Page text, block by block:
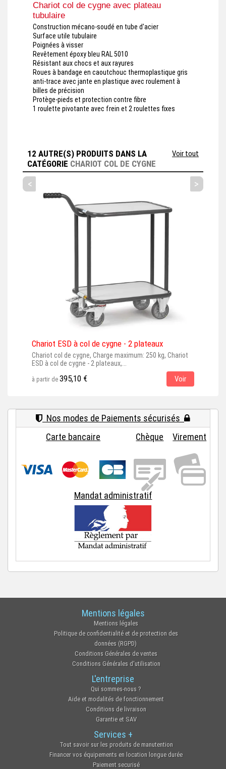
Chariot col de cygne avec plateau
tubulaire
Construction mécano-soudé en tube d'acier
Surface utile tubulaire
Poignées à visser
Revêtement époxy bleu RAL 5010
Résistant aux chocs et aux rayures
Roues à bandage en caoutchouc thermoplastique gris
anti-trace avec jante en plastique avec roulement à
billes de précision
Protège-pieds et protection contre fibre
1 roulette pivotante avec frein et 2 roulettes fixes
12 AUTRE(S) PRODUITS DANS LA
CATÉGORIE CHARIOT COL DE CYGNE
Voir tout
< >
Chariot ESD à col de cygne - 2 plateaux
Chariot col de cygne, Charge maximum: 250 kg, Chariot
ESD à col de cygne - 2 plateaux,...
à partir de 395,10 € Voir
Nos modes de Paiements sécurisés
Carte bancaire
Chèque Virement
Mandat administratif
Mentions légales
Mentions légales
Politique de confidentialité et de protection des
données (RGPD)
Conditions Générales de ventes
Conditions Générales d'utilisation
L'entreprise
Qui sommes-nous ?
Aide et modalités de fonctionnement
Conditions de livraison
Garantie et SAV
Services +
Tout savoir sur les produits de manutention
Financer vos équipements en location longue durée
Paiement securisé